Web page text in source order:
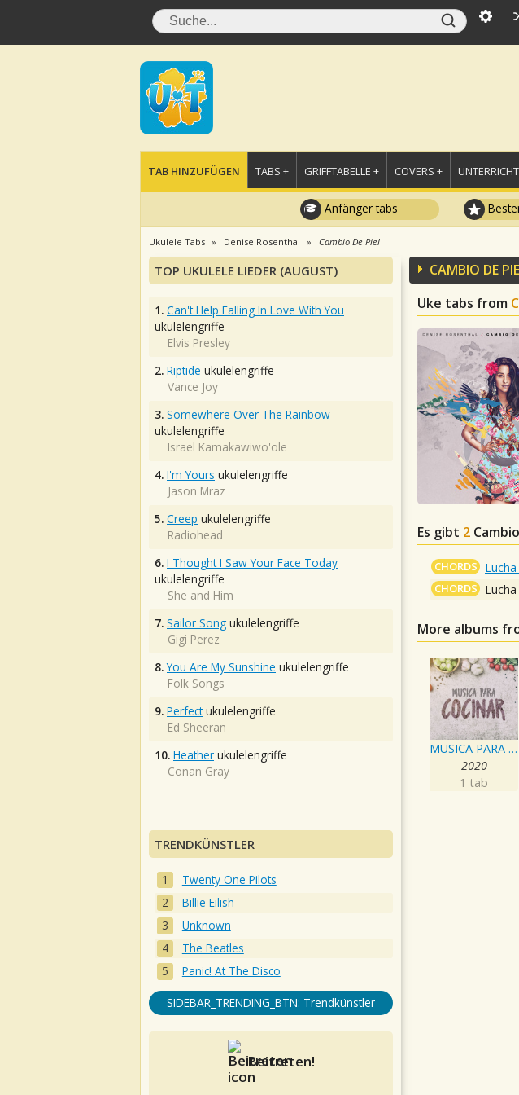
TAB HINZUFÜGEN TABS + GRIFFTABELLE + COVERS +
Anfänger tabs
Ukulele Tabs Denise Rosenthal Cambio De Piel
CAMBIO DE
Uke tabs from
Es gibt 2
CHORDS
CHORDS
More albums
MUSICA PARA COCINAR
2020
1 tab
TOP UKULELE LIEDER (AUGUST)
1. Can't Help Falling In Love With You
ukulelengriffe
Elvis Presley
2. Riptide ukulelengriffe
Vance Joy
3. Somewhere Over The Rainbow
ukulelengriffe
Israel Kamakawiwo'ole
4. I'm Yours ukulelengriffe
Jason Mraz
5. Creep ukulelengriffe
Radiohead
6. I Thought I Saw Your Face Today
ukulelengriffe
She and Him
7. Sailor Song ukulelengriffe
Gigi Perez
8. You Are My Sunshine ukulelengriffe
Folk Songs
9. Perfectukulelengriffe
Ed Sheeran
10. Heather ukulelengriffe
Conan Gray
TRENDKÜNSTLER
Twenty One Pilots
Billie Eilish
Unknown
The Beatles
Panic! At The Disco
SIDEBAR_TRENDING_BTN: Trendkünstler
Beitreten!